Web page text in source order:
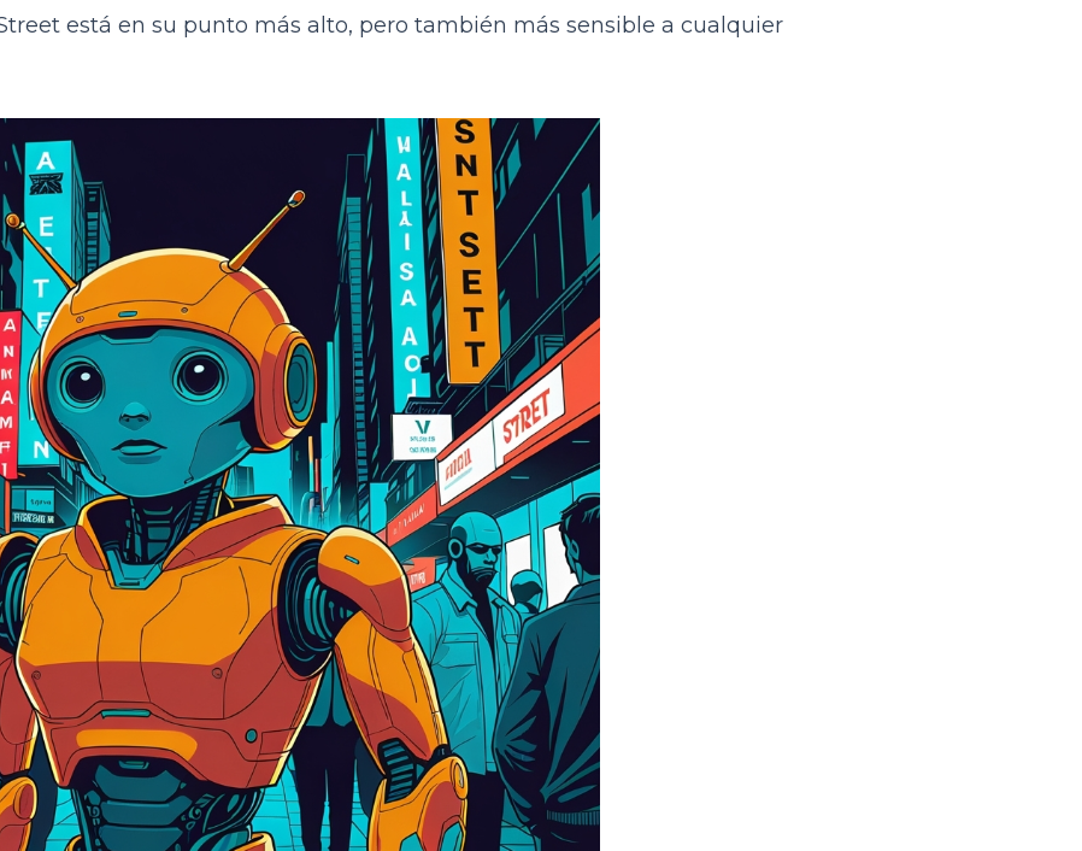
está en su punto más alto, pero también más sensible a cualquier